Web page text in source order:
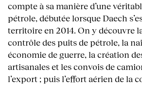
compte à sa manière d’une
pétrole, débutée lorsque Daech
territoire en 2014. On y découvre
contrôle des puits de pétrole, la
économie de guerre, la création
artisanales et les convois de
l’export ; puis l’effort aérien de la